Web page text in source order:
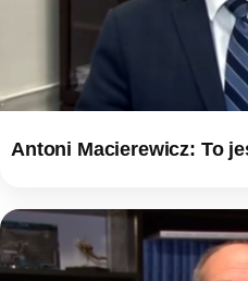
Antoni Macierewicz: To